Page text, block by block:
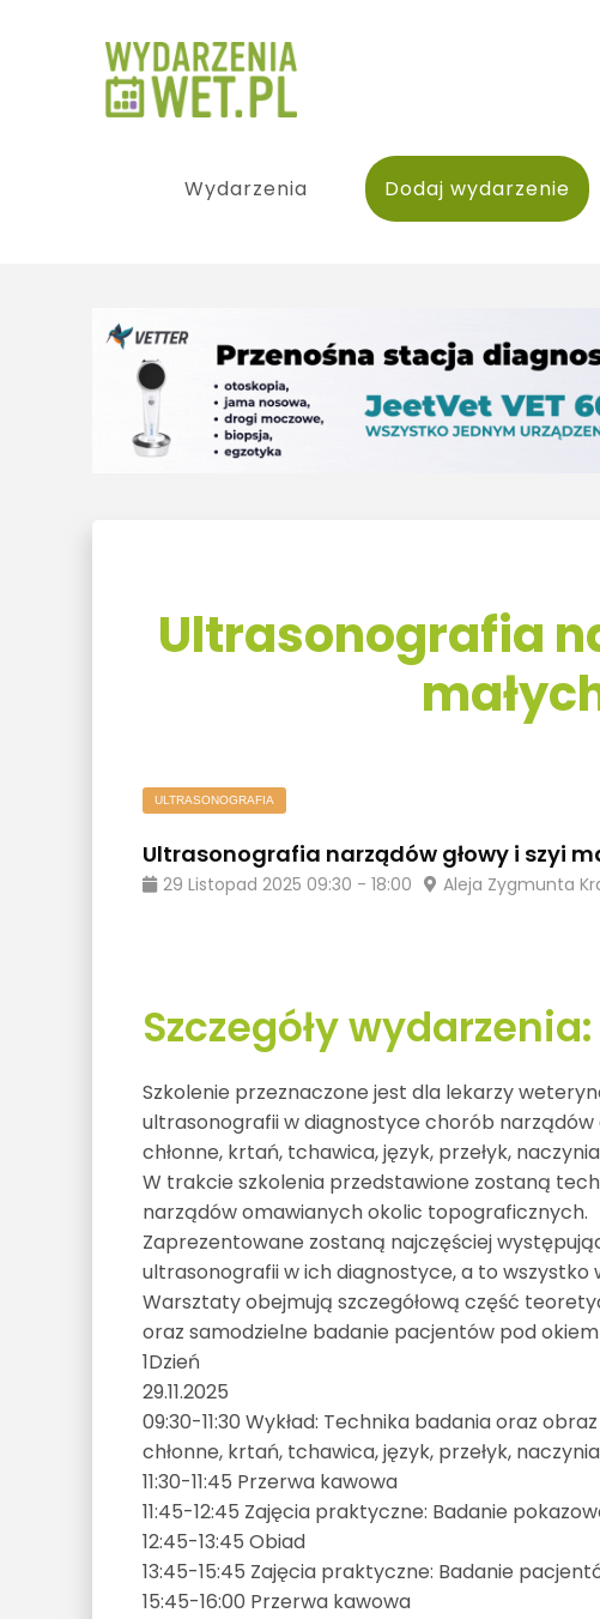
Wydarzenia Dodaj wydarzenie
Ultrasonografia
ULTRASONOGRAFIA
Ultrasonografia narządów głowy i szyi
29 Listopad 2025 09:30 -18:00 Aleja Zygmunta
Szczegóły wydarzenia:
Szkolenie przeznaczone jest dla lekarzy
ultrasonografii w diagnostyce chorób narządów
chłonne, krtań, tchawica, język, przełyk,
W trakcie szkolenia przedstawione zostaną
narządów omawianych okolic topograficznych.
Zaprezentowane zostaną najczęściej
ultrasonografii w ich diagnostyce, a to
Warsztaty obejmują szczegółową część
oraz samodzielne badanie pacjentów pod
1Dzień
29.11.2025
09:30-11:30 Wykład: Technika badania oraz
chłonne, krtań, tchawica, język, przełyk,
11:30-11:45 Przerwa kawowa
11:45-12:45 Zajęcia praktyczne: Badanie
12:45-13:45 Obiad
13:45-15:45 Zajęcia praktyczne: Badanie
15:45-16:00 Przerwa kawowa